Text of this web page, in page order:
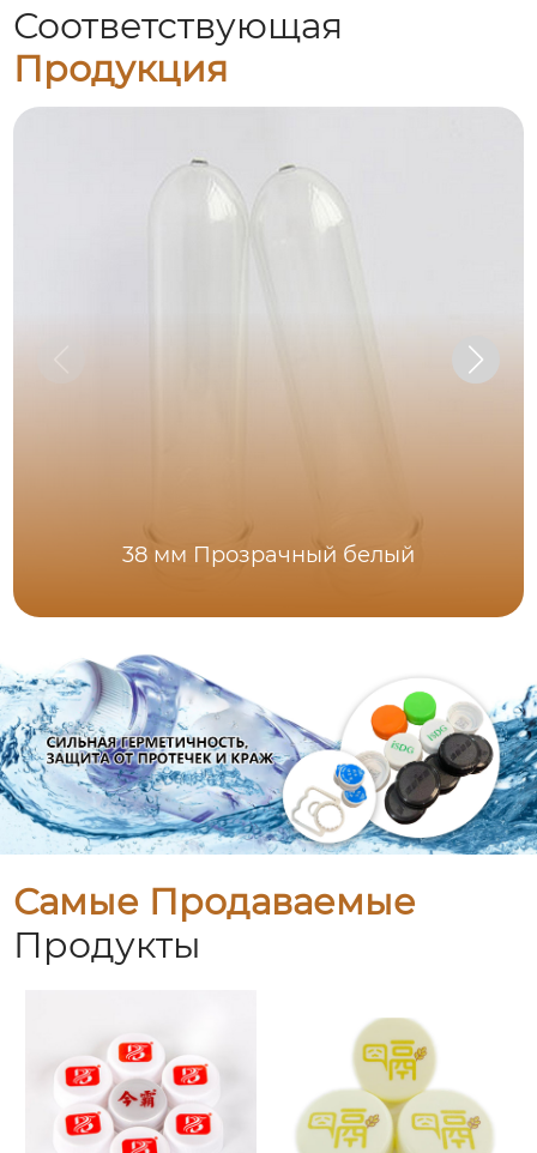
Соответствующая
Продукция
38 мм Прозрачный белый
Самые Продаваемые
Продукты